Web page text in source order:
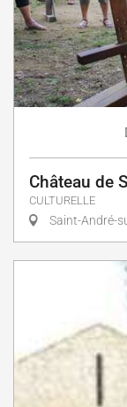
Château de
CULTURELLE
Saint-André-